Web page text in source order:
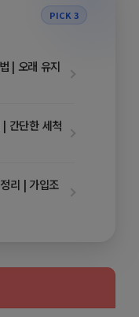
PICK 3
| 오래 유지
간단한 세척
리 | 가입조